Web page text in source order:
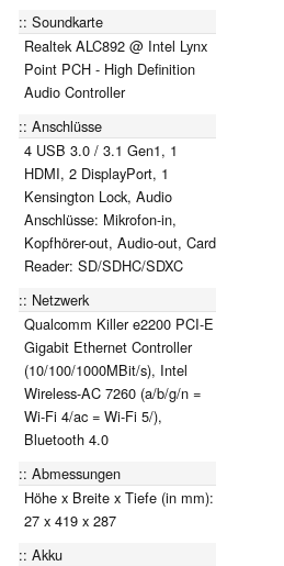
Soundkarte
Realtek ALC892 @ Intel Lynx
Point PCH - High Definition
Audio Controller
Anschlüsse
4 USB 3.0 / 3.1 Gen1, 1
HDMI, 2 DisplayPort, 1
Kensington Lock, Audio
Anschlüsse: Mikrofon-in,
Kopfhörer-out, Audio-out, Card
Reader: SD/SDHC/SDXC
Netzwerk
Qualcomm Killer e2200 PCI-E
Gigabit Ethernet Controller
(10/100/1000MBit/s), Intel
Wireless-AC 7260 (a/b/g/n =
Wi-Fi 4/ac = Wi-Fi 5/),
Bluetooth 4.0
Abmessungen
Höhe x Breite x Tiefe (in mm):
27 x 419 x 287
Akku